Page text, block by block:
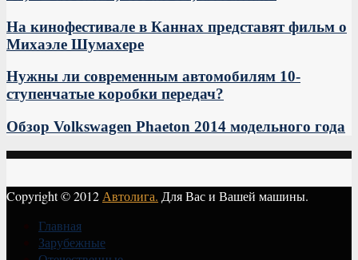
На кинофестивале в Каннах представят фильм о
Михаэле Шумахере
Нужны ли современным автомобилям 10-
ступенчатые коробки передач?
Обзор Volkswagen Phaeton 2014 модельного года
Copyright © 2012 Автолига. Для Вас и Вашей машины.
Главная
Зарубежные